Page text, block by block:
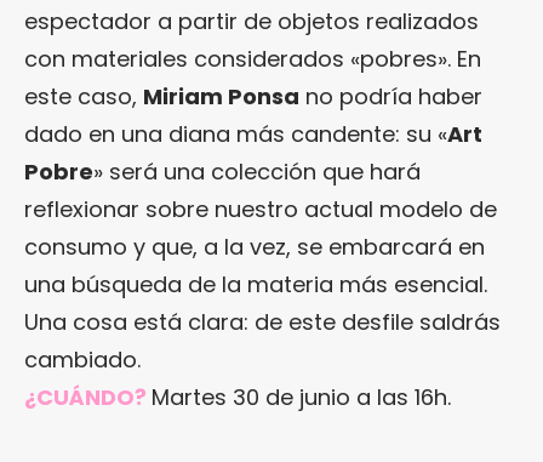
espectador a partir de objetos realizados
con materiales considerados «pobres». En
este caso, Miriam Ponsa no podría haber
dado en una diana más candente: su «Art
Pobre» será una colección que hará
reflexionar sobre nuestro actual modelo de
consumo y que, a la vez, se embarcará en
una búsqueda de la materia más esencial.
Una cosa está clara: de este desfile saldrás
cambiado.
¿CUÁNDO? Martes 30 de junio a las 16h.